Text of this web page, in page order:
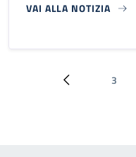
VAI ALLA NOTIZIA
Paginazione
Pagina precedente
Pagina
3